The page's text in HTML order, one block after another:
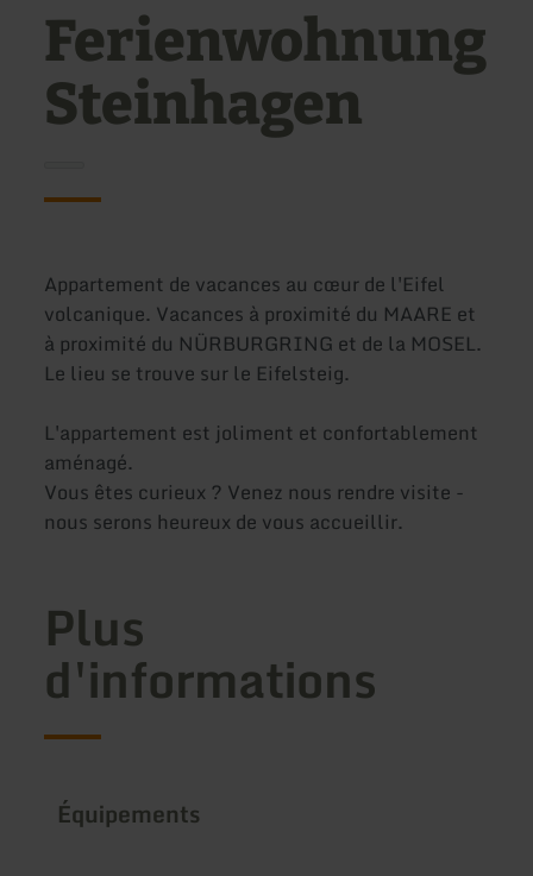
Ferienwohnung
Steinhagen
Appartement de vacances au cœur de l'Eifel
volcanique. Vacances à proximité du MAARE et
à proximité du NÜRBURGRING et de la MOSEL.
Le lieu se trouve sur le Eifelsteig.
L'appartement est joliment et confortablement
aménagé.
Vous êtes curieux ? Venez nous rendre visite -
nous serons heureux de vous accueillir.
Plus
d'informations
Équipements